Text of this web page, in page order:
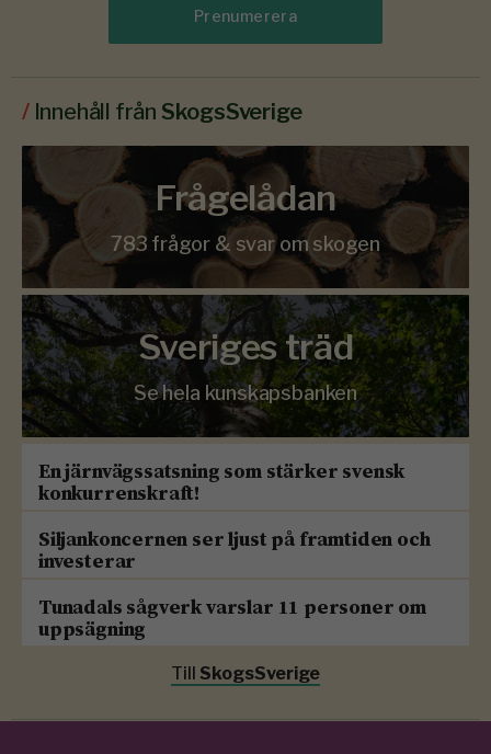
Prenumerera
/ Innehåll från SkogsSverige
Frågelådan
783 frågor & svar om skogen
Sveriges träd
Se hela kunskapsbanken
En järnvägssatsning som stärker svensk
konkurrenskraft!
Siljankoncernen ser ljust på framtiden och
investerar
Tunadals sågverk varslar 11 personer om
uppsägning
Till SkogsSverige